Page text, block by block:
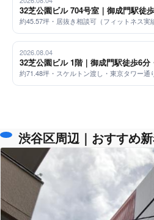
32芝公園ビル 704号室｜御成門駅徒
約45.57坪・居抜き相談可（フィットネス
2026.08.04
32芝公園ビル 1階｜御成門駅徒歩6
約71.48坪・スケルトン渡し・東京タワー
渋谷区周辺｜おすすめ